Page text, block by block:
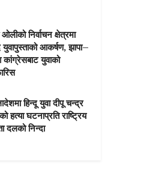
निर्वाचन क्षेत्रमा
आकर्षण, झापा–
कांग्रेसबाट युवाको
हिन्दू युवा दीपू चन्द्र
हत्या घटनाप्रति राष्ट्रिय
दलको निन्दा